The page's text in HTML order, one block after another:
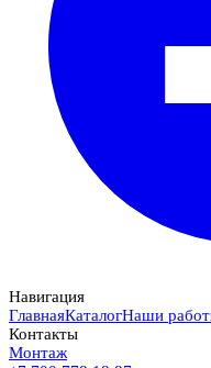
Навигация
ГлавнаяКаталогНаши
Контакты
Монтаж